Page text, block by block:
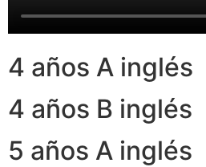
4 años A inglés
4 años B inglés
5 años A inglés